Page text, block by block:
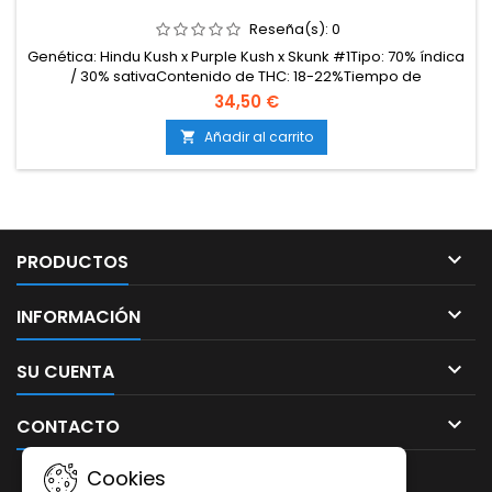
Reseña(s): 0
Genética: Hindu Kush x Purple Kush x Skunk #1Tipo: 70% índica
/ 30% sativaContenido de THC: 18-22%Tiempo de
floración: 7-9 semanas en interiorCosecha en
exterior: Finales de septiembre – principios de
octubreProducción en interior: hasta 500 g/m²Producción en
exterior: más de 600 g/plantaAltura: 90-130 cm en interior;
hasta 200 cm...
34,50 €
 Añadir al carrito
PRODUCTOS 
INFORMACIÓN 
SU CUENTA 
CONTACTO 
Cookies